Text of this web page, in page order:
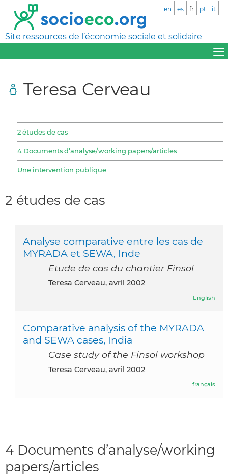
Site ressources de l’économie sociale et solidaire
en es fr pt it
Teresa Cerveau
2 études de cas
4 Documents d’analyse/working papers/articles
Une intervention publique
2 études de cas
Analyse comparative entre les cas de
MYRADA et SEWA, Inde
Etude de cas du chantier Finsol
Teresa Cerveau, avril 2002
English
Comparative analysis of the MYRADA
and SEWA cases, India
Case study of the Finsol workshop
Teresa Cerveau, avril 2002
français
4 Documents d’analyse/working
papers/articles